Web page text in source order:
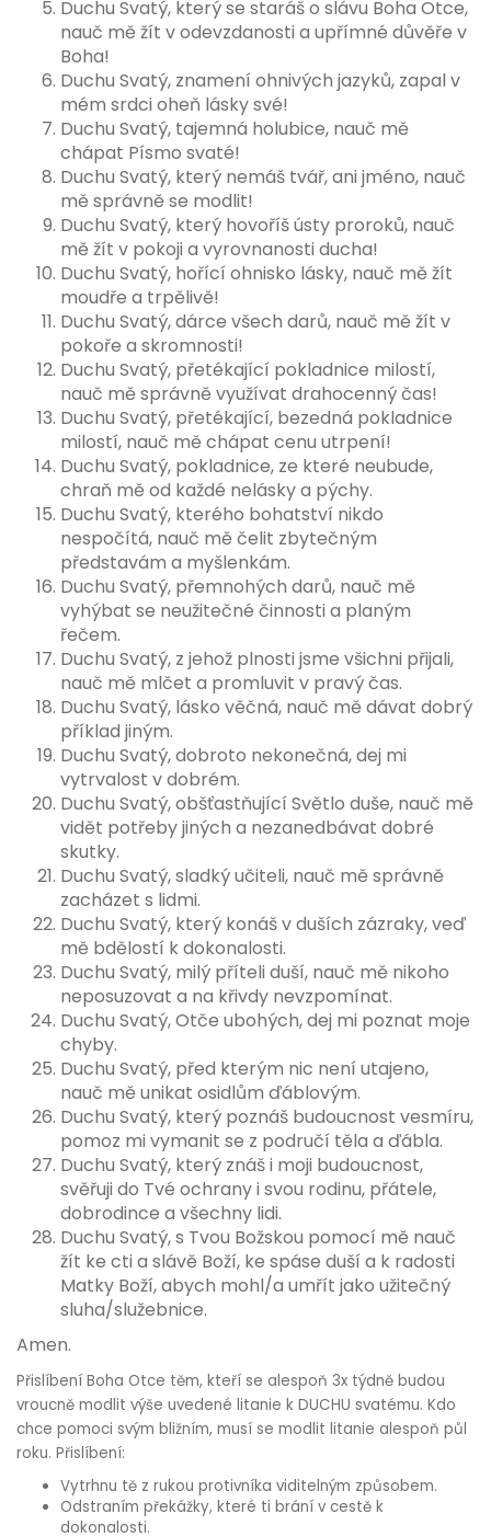
Duchu Svatý, který se staráš o slávu Boha Otce,
nauč mě žít v odevzdanosti a upřímné důvěře v
Boha!
Duchu Svatý, znamení ohnivých jazyků, zapal v
mém srdci oheň lásky své!
Duchu Svatý, tajemná holubice, nauč mě
chápat Písmo svaté!
Duchu Svatý, který nemáš tvář, ani jméno, nauč
mě správně se modlit!
Duchu Svatý, který hovoříš ústy proroků, nauč
mě žít v pokoji a vyrovnanosti ducha!
Duchu Svatý, hořící ohnisko lásky, nauč mě žít
moudře a trpělivě!
Duchu Svatý, dárce všech darů, nauč mě žít v
pokoře a skromnosti!
Duchu Svatý, přetékající pokladnice milostí,
nauč mě správně využívat drahocenný čas!
Duchu Svatý, přetékající, bezedná pokladnice
milostí, nauč mě chápat cenu utrpení!
Duchu Svatý, pokladnice, ze které neubude,
chraň mě od každé nelásky a pýchy.
Duchu Svatý, kterého bohatství nikdo
nespočítá, nauč mě čelit zbytečným
představám a myšlenkám.
Duchu Svatý, přemnohých darů, nauč mě
vyhýbat se neužitečné činnosti a planým
řečem.
Duchu Svatý, z jehož plnosti jsme všichni přijali,
nauč mě mlčet a promluvit v pravý čas.
Duchu Svatý, lásko věčná, nauč mě dávat dobrý
příklad jiným.
Duchu Svatý, dobroto nekonečná, dej mi
vytrvalost v dobrém.
Duchu Svatý, obšťastňující Světlo duše, nauč mě
vidět potřeby jiných a nezanedbávat dobré
skutky.
Duchu Svatý, sladký učiteli, nauč mě správně
zacházet s lidmi.
Duchu Svatý, který konáš v duších zázraky, veď
mě bdělostí k dokonalosti.
Duchu Svatý, milý příteli duší, nauč mě nikoho
neposuzovat a na křivdy nevzpomínat.
Duchu Svatý, Otče ubohých, dej mi poznat moje
chyby.
Duchu Svatý, před kterým nic není utajeno,
nauč mě unikat osidlům ďáblovým.
Duchu Svatý, který poznáš budoucnost vesmíru,
pomoz mi vymanit se z područí těla a ďábla.
Duchu Svatý, který znáš i moji budoucnost,
svěřuji do Tvé ochrany i svou rodinu, přátele,
dobrodince a všechny lidi.
Duchu Svatý, s Tvou Božskou pomocí mě nauč
žít ke cti a slávě Boží, ke spáse duší a k radosti
Matky Boží, abych mohl/a umřít jako užitečný
sluha/služebnice.
Amen.
Přislíbení Boha Otce těm, kteří se alespoň 3x týdně budou
vroucně modlit výše uvedené litanie k DUCHU svatému. Kdo
chce pomoci svým bližním, musí se modlit litanie alespoň půl
roku. Přislíbení:
Vytrhnu tě z rukou protivníka viditelným způsobem.
Odstraním překážky, které ti brání v cestě k
dokonalosti.